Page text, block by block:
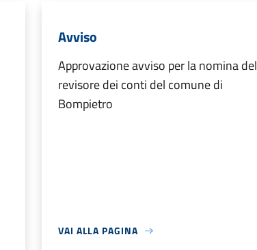
Avviso
Approvazione avviso per la nomina del
revisore dei conti del comune di
Bompietro
VAI ALLA PAGINA